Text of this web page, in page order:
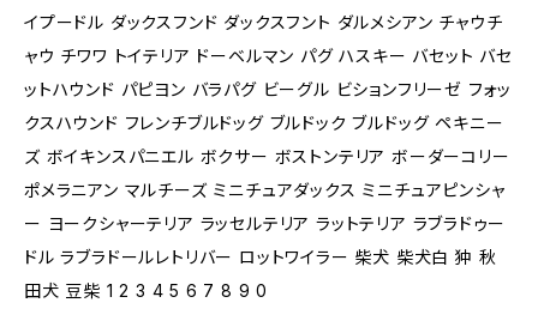
イプードル ダックスフンド ダックスフント ダルメシアン チャウチ
ャウ チワワ トイテリア ドーベルマン パグ ハスキー バセット バセ
ットハウンド パピヨン バラパグ ビーグル ビションフリーゼ フォッ
クスハウンド フレンチブルドッグ ブルドック ブルドッグ ペキニー
ズ ボイキンスパニエル ボクサー ボストンテリア ボーダーコリー
ポメラニアン マルチーズ ミニチュアダックス ミニチュアピンシャ
ー ヨークシャーテリア ラッセルテリア ラットテリア ラブラドゥー
ドル ラブラドールレトリバー ロットワイラー 柴犬 柴犬白 狆 秋
田犬 豆柴 1 2 3 4 5 6 7 8 9 0